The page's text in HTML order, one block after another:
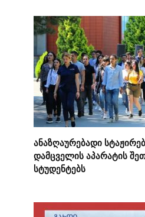
ანაზღაურებადი
დამცველის აპარატის
სტუდენტებს